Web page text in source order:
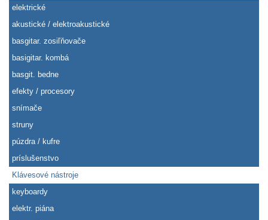
elektrické
akustické / elektroakustické
basgitar. zosiľňovače
basigitar. kombá
basgit. bedne
efekty / procesory
snímače
struny
púzdra / kufre
príslušenstvo
Klávesové nástroje
keyboardy
elektr. piána